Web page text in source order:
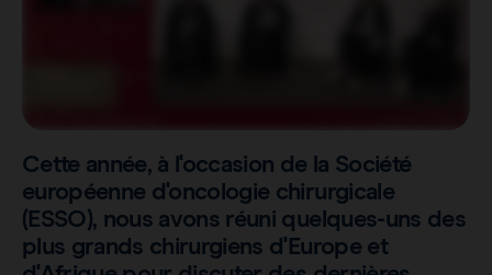
Contenu téléchargeable
Cette année, à l'occasion de la Société
européenne d'oncologie chirurgicale
(ESSO), nous avons réuni quelques-uns des
plus grands chirurgiens d'Europe et